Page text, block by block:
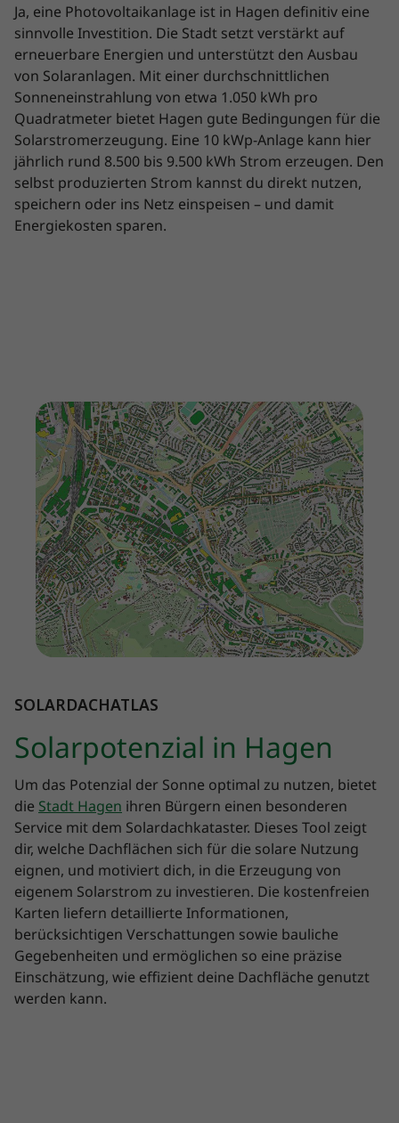
Ja, eine Photovoltaikanlage ist in Hagen definitiv eine
sinnvolle Investition. Die Stadt setzt verstärkt auf
erneuerbare Energien und unterstützt den Ausbau
von Solaranlagen. Mit einer durchschnittlichen
Sonneneinstrahlung von etwa 1.050 kWh pro
Quadratmeter bietet Hagen gute Bedingungen für die
Solarstromerzeugung. Eine 10 kWp-Anlage kann hier
jährlich rund 8.500 bis 9.500 kWh Strom erzeugen. Den
selbst produzierten Strom kannst du direkt nutzen,
speichern oder ins Netz einspeisen – und damit
Energiekosten sparen.
SOLARDACHATLAS
Solarpotenzial in Hagen
Um das Potenzial der Sonne optimal zu nutzen, bietet
die Stadt Hagen ihren Bürgern einen besonderen
Service mit dem Solardachkataster. Dieses Tool zeigt
dir, welche Dachflächen sich für die solare Nutzung
eignen, und motiviert dich, in die Erzeugung von
eigenem Solarstrom zu investieren. Die kostenfreien
Karten liefern detaillierte Informationen,
berücksichtigen Verschattungen sowie bauliche
Gegebenheiten und ermöglichen so eine präzise
Einschätzung, wie effizient deine Dachfläche genutzt
werden kann.